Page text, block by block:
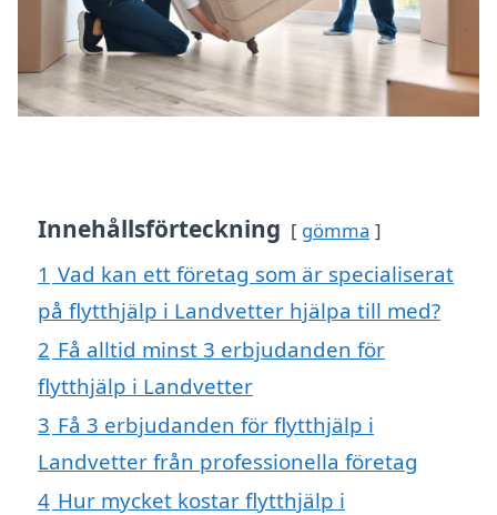
Innehållsförteckning gömma
1 Vad kan ett företag som är specialiserat
på flytthjälp i Landvetter hjälpa till med?
2 Få alltid minst 3 erbjudanden för
flytthjälp i Landvetter
3 Få 3 erbjudanden för flytthjälp i
Landvetter från professionella företag
4 Hur mycket kostar flytthjälp i